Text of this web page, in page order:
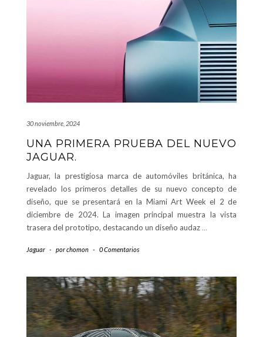
30 noviembre, 2024
UNA PRIMERA PRUEBA DEL NUEVO
JAGUAR.
Jaguar, la prestigiosa marca de automóviles británica, ha
revelado los primeros detalles de su nuevo concepto de
diseño, que se presentará en la Miami Art Week el 2 de
diciembre de 2024. La imagen principal muestra la vista
trasera del prototipo, destacando un diseño audaz …
Jaguar - porchomon - 0 Comentarios